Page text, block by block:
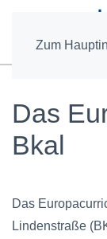
Zum
Das
Bkal
Das
Lindenstraße